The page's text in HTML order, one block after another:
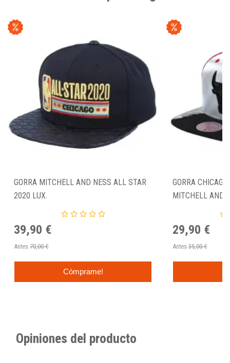
GORRA MITCHELL AND NESS ALL STAR
2020 LUX.
39,90 €
Antes 70,00 €
Cómprame!
GORRA
MITCHELL AND
29,90 €
Antes 35,00 €
Opiniones del producto